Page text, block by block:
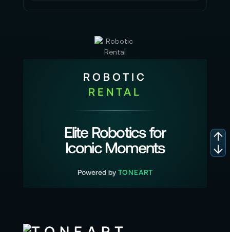
ROBOTIC
RENTAL
Elite Robotics for
Iconic Moments
Powered by TONEART